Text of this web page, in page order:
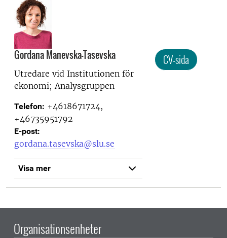
Gordana Manevska-Tasevska
Utredare vid Institutionen för
ekonomi; Analysgruppen
Telefon: +4618671724,
+46735951792
E-post:
gordana.tasevska@slu.se
Visa mer
CV-sida
Organisationsenheter